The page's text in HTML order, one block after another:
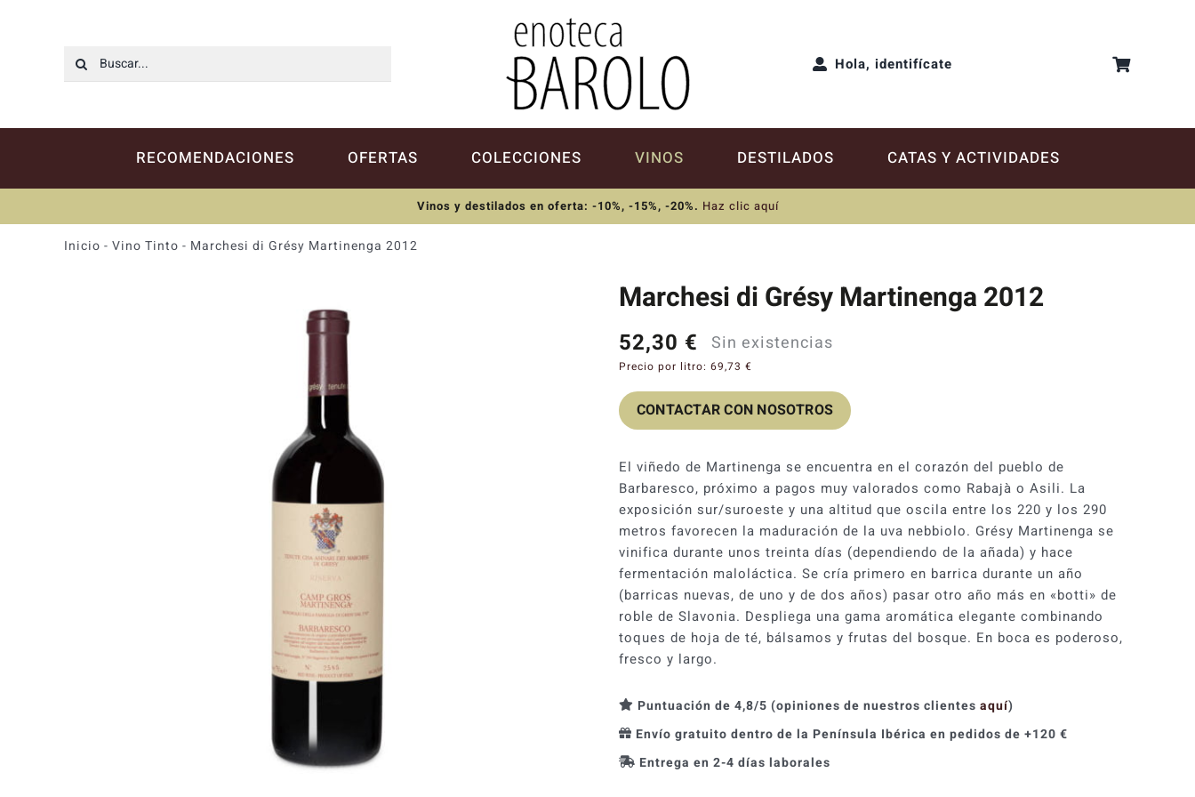
Buscar: Hola, identifícate
RECOMENDACIONES OFERTAS COLECCIONES VINOS DESTILADOS CATAS Y ACTIVIDADES
Vinos y destilados en oferta: -10%, -15%, -20%. Haz clic aquí
Inicio - Vino Tinto - Marchesi di Grésy Martinenga 2012
Marchesi di Grésy Martinenga 2012
52,30 € Sin existencias
Precio por litro: 69,73 €
CONTACTAR CON NOSOTROS
El viñedo de Martinenga se encuentra en el corazón del pueblo de
Barbaresco, próximo a pagos muy valorados como Rabajà o Asili. La
exposición sur/suroeste y una altitud que oscila entre los 220 y los 290
metros favorecen la maduración de la uva nebbiolo. Grésy Martinenga se
vinifica durante unos treinta días (dependiendo de la añada) y hace
fermentación maloláctica. Se cría primero en barrica durante un año
(barricas nuevas, de uno y de dos años) pasar otro año más en «botti» de
roble de Slavonia. Despliega una gama aromática elegante combinando
toques de hoja de té, bálsamos y frutas del bosque. En boca es poderoso,
fresco y largo.
Puntuación de 4,8/5 (opiniones de nuestros clientes aquí)
Envío gratuito dentro de la Península Ibérica en pedidos de +120 €
Entrega en 2-4 días laborales